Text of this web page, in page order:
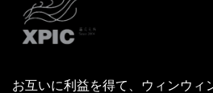
お互いに利益を得て、ウィンウィ